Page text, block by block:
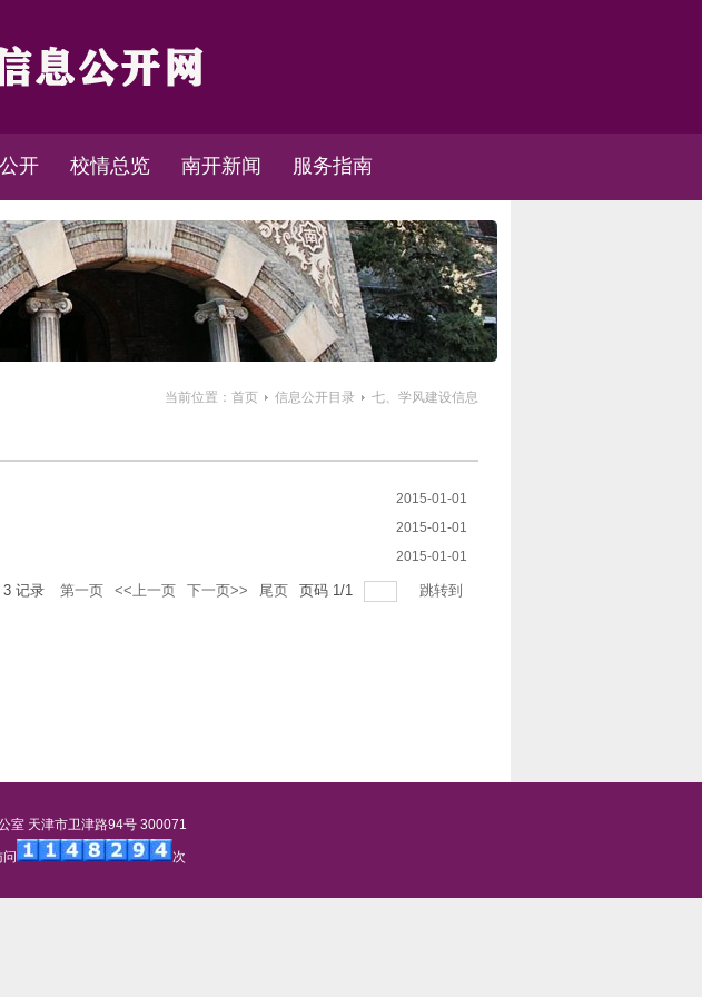
开 校情总览 南开新闻 服务指南
当前位置： 首页 信息公开目录 七、学风建设信息
2015-01-01
2015-01-01
2015-01-01
3 记录 第一页 <<上一页 下一页>> 尾页 页码 1/1 跳转到
室 天津市卫津路94号 300071
次